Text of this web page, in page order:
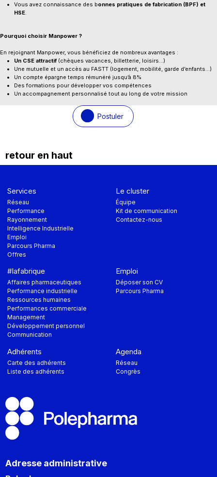
Vous avez connaissance des bonnes pratiques de fabrication (BPF) et
HSE.
Pourquoi choisir Manpower ?
En rejoignant Manpower, vous bénéficiez de nombreux avantages :
Un CSE attractif(chèques vacances, billetterie, loisirs…)
Une mutuelle et un accès au FASTT (logement, mobilité, garde d’enfants…)
Un compte épargne temps rémunéré jusqu’à 8%
Des formations pour développer vos compétences
Un accompagnement personnalisé tout au long de votre mission
Postuler
retour en haut
Adresse administrative
Services
Réseau
Performance
Rayonnement
Intelligence Industrielle
Emploi
Parcours Pharma
Offres
Le cluster
Équipe
Kit de communication
Contactez-nous
#lafabrique
Affaires pharmaceutiques
Performance industrielle
Ressources humaines
Performances commerciale
Management
Développement personnel
Communication
Emploi
Déposer son CV
Parcours Pharma
Adhérents
Carte des adhérents
Liste des adhérents
Agenda
Réseau
Congrès